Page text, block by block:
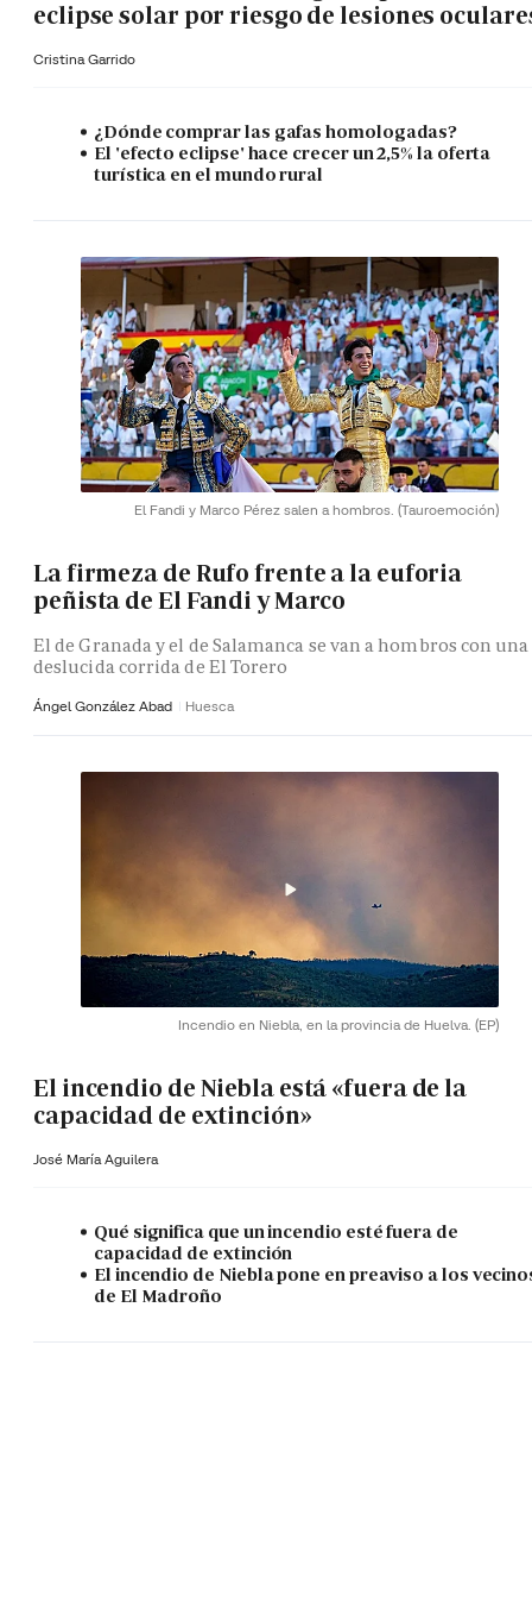
eclipse solar por riesgo de lesiones
Cristina Garrido
¿Dónde comprar las gafas homologadas?
El 'efecto eclipse' hace crecer un 2,5% la oferta
turística en el mundo rural
El Fandi y Marco Pérez salen a hombros. (Tauroemoción)
La firmeza de Rufo frente a la euforia
peñista de El Fandi y Marco
El de Granada y el de Salamanca se van a hombros con una
deslucida corrida de El Torero
Ángel González Abad Huesca
Incendio en Niebla, en la provincia de Huelva. (EP)
El incendio de Niebla está «fuera de la
capacidad de extinción»
José María Aguilera
Qué significa que un incendio esté fuera de
capacidad de extinción
El incendio de Niebla pone en preaviso a los
de El Madroño